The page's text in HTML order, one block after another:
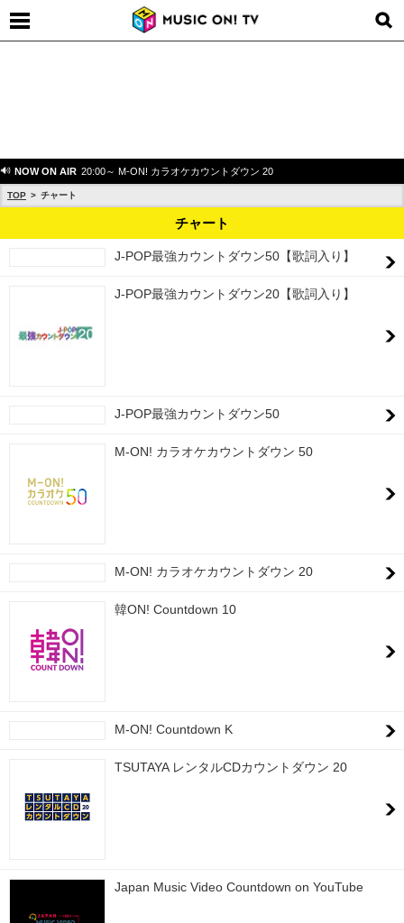
NOW ON AIR 20:00～ M-ON! カラオケカウントダウン 20
TOP チャート
チャート
J-POP最強カウントダウン50【歌詞入り】
J-POP最強カウントダウン20【歌詞入り】
J-POP最強カウントダウン50
M-ON! カラオケカウントダウン 50
M-ON! カラオケカウントダウン 20
韓ON! Countdown 10
M-ON! Countdown K
TSUTAYA レンタルCDカウントダウン 20
Japan Music Video Countdown on YouTube